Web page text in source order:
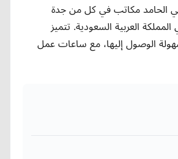
الحامد مكاتب في كل من جدة
العربية السعودية. تتميز
الوصول إليها، مع ساعات عمل